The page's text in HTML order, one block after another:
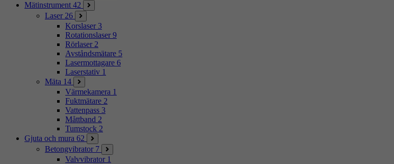
Mätinstrument 42
Laser 26
Korslaser 3
Rotationslaser 9
Rörlaser 2
Avståndsmätare 5
Lasermottagare 6
Laserstativ 1
Mäta 14
Värmekamera 1
Fuktmätare 2
Vattenpass 3
Måttband 2
Tumstock 2
Gjuta och mura 62
Betongvibrator 7
Valvvibrator 1